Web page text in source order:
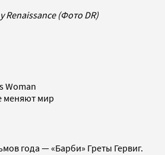
Renaissance (Фото DR)
Woman
меняют мир
года — «Барби» Греты Гервиг.